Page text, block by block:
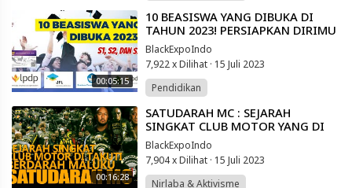
00:05:15
⁣10 BEASISWA YANG DIBUKA DI
TAHUN 2023! PERSIAPKAN DIRIMU
(UNTUK JENJANG S1,S2,S3)
BlackExpoIndo
7,922 x Dilihat · 15 Juli 2023
Pendidikan
00:16:28
⁣SATUDARAH MC : SEJARAH
SINGKAT CLUB MOTOR YANG DI
TAKUTI DI DUNIA KETURUNAN
MALUKU INDONESIA
BlackExpoIndo
7,904 x Dilihat · 15 Juli 2023
Nirlaba & Aktivisme